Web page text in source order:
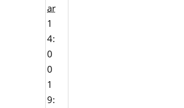
ar
1
4:
0
0
1
9: